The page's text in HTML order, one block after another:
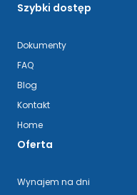
Szybki dostęp
Dokumenty
FAQ
Blog
Kontakt
Home
Oferta
Wynajem na dni